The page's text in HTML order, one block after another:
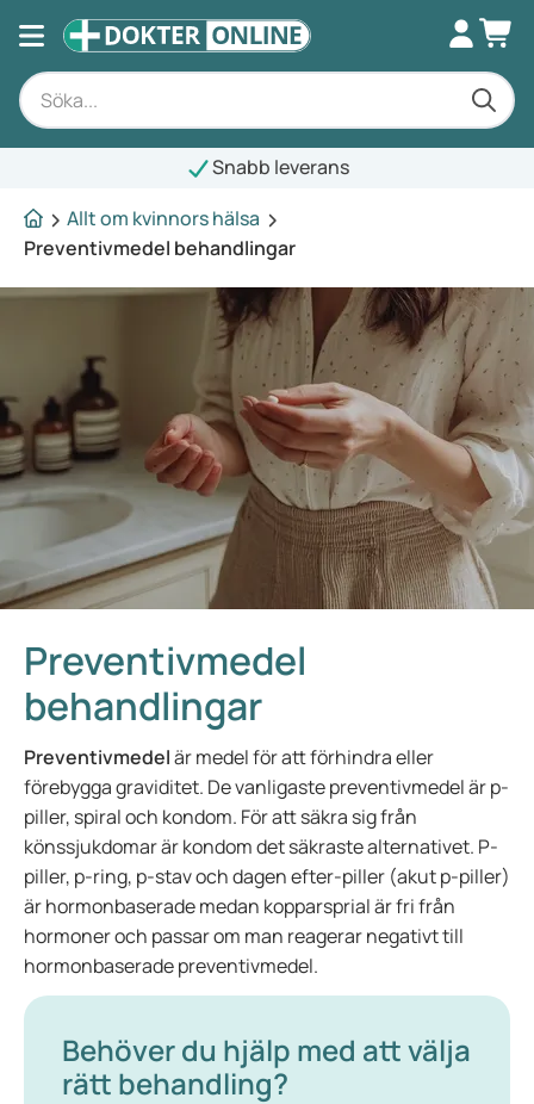
Snabb leverans
Allt om kvinnors hälsa
Preventivmedel behandlingar
Preventivmedel
behandlingar
Preventivmedelär medel för att förhindra eller
förebygga graviditet. De vanligaste preventivmedel är p-
piller, spiral och kondom. För att säkra sig från
könssjukdomar är kondom det säkraste alternativet. P-
piller, p-ring, p-stav och dagen efter-piller (akut p-piller)
är hormonbaserade medan kopparsprial är fri från
hormoner och passar om man reagerar negativt till
hormonbaserade preventivmedel.
Behöver du hjälp med att välja
rätt behandling?